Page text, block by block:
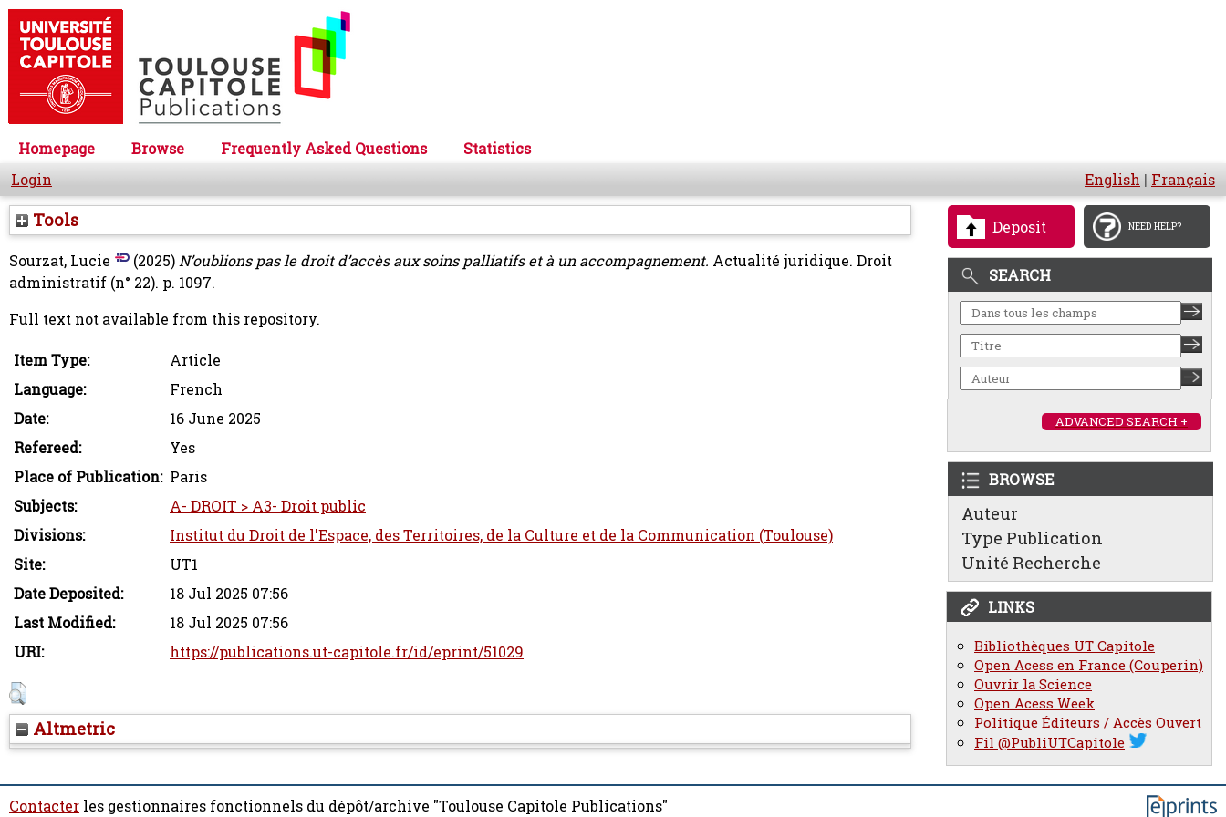
Homepage Browse Frequently Asked Questions
Statistics
Login
English | Français
Deposit NEED HELP?
SEARCH
ADVANCED SEARCH +
BROWSE
Auteur
Type Publication
Unité Recherche
LINKS
Bibliothèques UT Capitole
Open Acess en France (Couperin)
Ouvrir la Science
Open Acess Week
Politique Éditeurs / Accès Ouvert
Fil @PubliUTCapitole
Tools
Sourzat, Lucie (2025)N’oublions pas le droit d’accès aux soins palliatifs et à un accompagnement. Actualité juridique. Droit
administratif (n° 22). p. 1097.
Full text not available from this repository.
Item Type:
Article
Language:
French
Date:
16 June 2025
Refereed:
Yes
Place of Publication: Paris
Subjects:
A- DROIT > A3- Droit public
Divisions:
Institut du Droit de l'Espace, des Territoires, de la Culture et de la Communication (Toulouse)
Site:
UT1
Date Deposited:
18 Jul 2025 07:56
Last Modified:
18 Jul 2025 07:56
URI:
https://publications.ut-capitole.fr/id/eprint/51029
Altmetric
Contacter les gestionnaires fonctionnels du dépôt/archive "Toulouse Capitole Publications"